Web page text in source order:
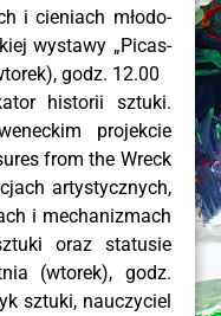
i cie­niach mło­do­
wysta­wy „Picas­
godz. 12.00
histo­rii sztu­ki.
pro­jek­cie
from the Wreck
arty­stycz­nych,
i mecha­ni­zmach
oraz sta­tu­sie
(wto­rek), godz.
sztu­ki, nauczy­ciel